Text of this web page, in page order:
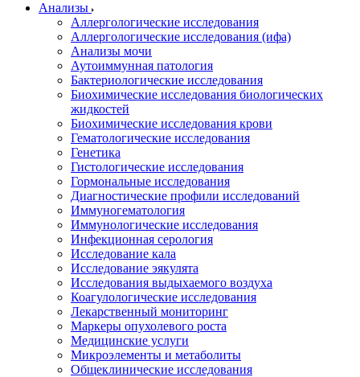
Анализы
Аллергологические исследования
Аллергологические исследования (ифа)
Анализы мочи
Аутоиммунная патология
Бактериологические исследования
Биохимические исследования биологических
жидкостей
Биохимические исследования крови
Гематологические исследования
Генетика
Гистологические исследования
Гормональные исследования
Диагностические профили исследований
Иммуногематология
Иммунологические исследования
Инфекционная серология
Исследование кала
Исследование эякулята
Исследования выдыхаемого воздуха
Коагулологические исследования
Лекарственный мониторинг
Маркеры опухолевого роста
Медицинские услуги
Микроэлементы и метаболиты
Общеклинические исследования